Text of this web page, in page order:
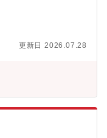
変革テーマに対応し
推進、AIネイティブエ
その中でも
を活用した全社経営
/ヘルスケアの全社
規模プロジェクトを主
ーバル企業も多く、
ル展開を伴う大規模
内容】■食品/消費財/
入プロジェクトのチ
更新日 2026.07.28